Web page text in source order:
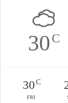
30C
30C
FRI